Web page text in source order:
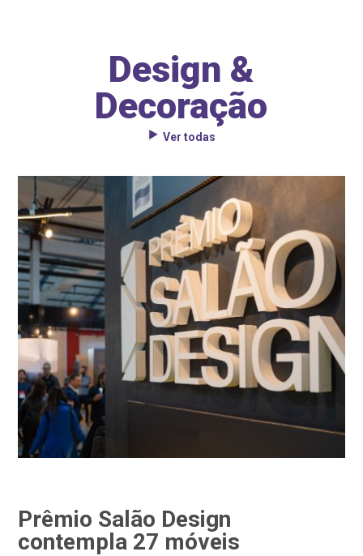
Design &
Decoração
Ver todas
Prêmio Salão Design
contempla 27 móveis